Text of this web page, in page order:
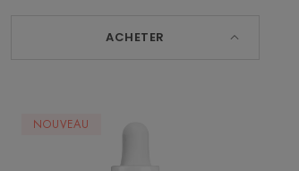
ACHETER
NOUVEAU